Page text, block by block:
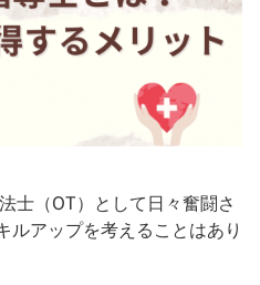
士（OT）として日々奮闘さ
ルアップを考えることはあり